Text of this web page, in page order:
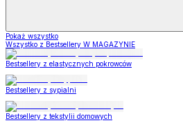
Pokaż wszystko
Wszystko z Bestsellery W MAGAZYNIE
Bestsellery z elastycznych pokrowców
Bestsellery z sypialni
Bestsellery z tekstylii domowych